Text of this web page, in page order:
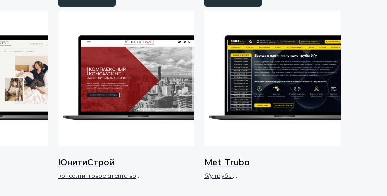
ЮнитиСтрой
консалтинговое агентство
Met Truba
б/у трубы